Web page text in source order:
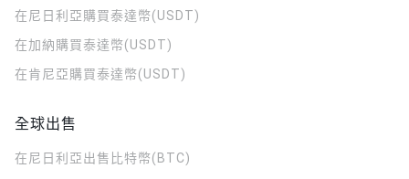
在尼日利亞購買泰達幣(USDT)
在加納購買泰達幣(USDT)
在肯尼亞購買泰達幣(USDT)
全球出售
在尼日利亞出售比特幣(BTC)